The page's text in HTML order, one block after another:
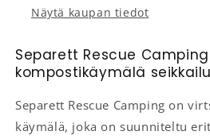
Näytä kaupan tiedot
Separett Rescue
kompostikäymälä
Separett Rescue Camping on
käymälä, joka on suunniteltu